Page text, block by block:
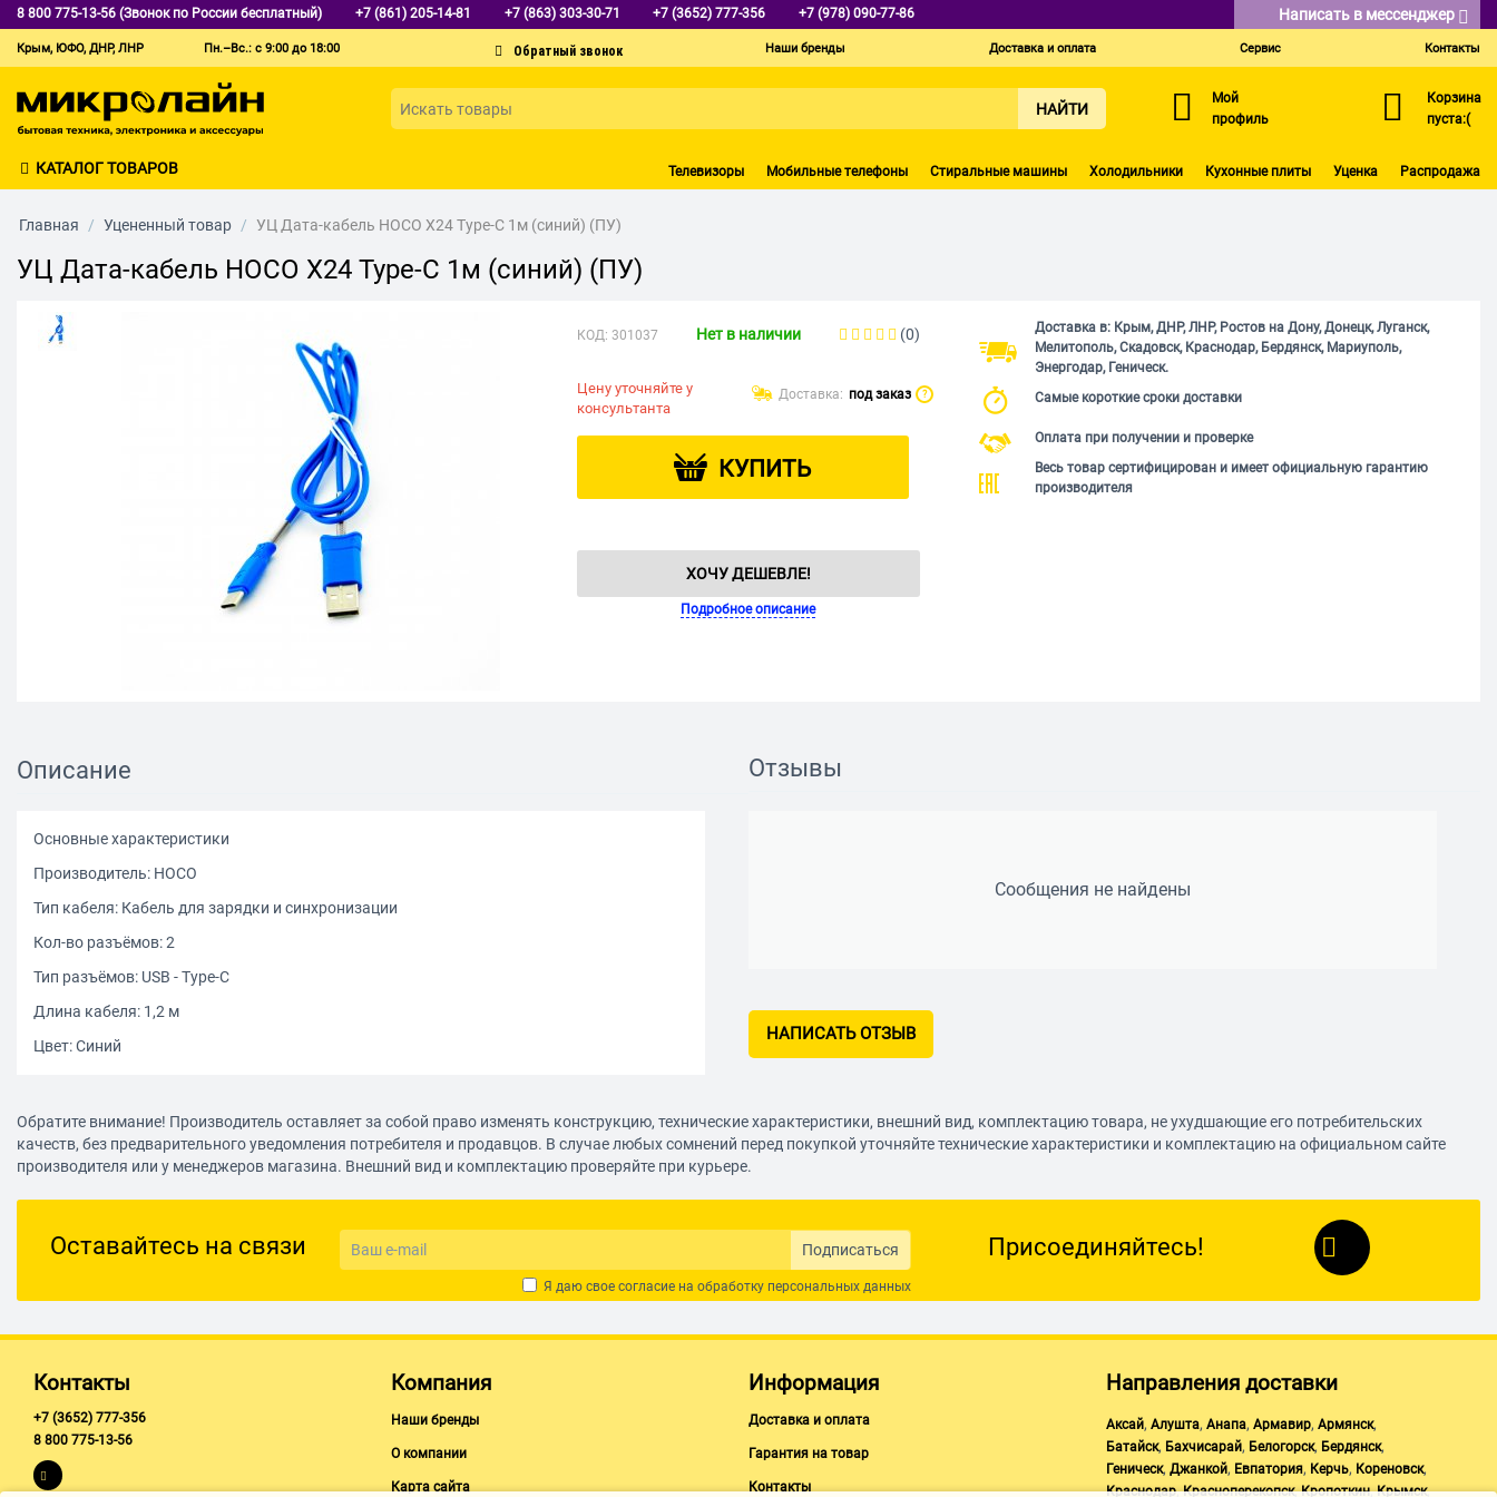
8 800 775-13-56 (Звонок по России бесплатный) +7 (861) 205-14-81 +7 (863) 303-30-71 +7 (3652) 777-356 +7 (978) 090-77-86 Написать в мессенджер
Крым, ЮФО, ДНР, ЛНР Пн.–Вс.: с 9:00 до 18:00 Наши бренды Доставка и оплата Сервис Контакты
НАЙТИ
Мой
профиль
Корзина
пуста:(
КАТАЛОГ ТОВАРОВ Телевизоры Мобильные телефоны Стиральные машины Холодильники Кухонные плиты Уценка Распродажа
Главная / Уцененный товар / УЦ Дата-кабель HOCO X24 Type-C 1м (синий) (ПУ)
УЦ Дата-кабель HOCO X24 Type-C 1м (синий) (ПУ)
КОД: 301037 Нет в наличии (0)
Цену уточняйте у
консультанта
Доставка: под заказ ?
КУПИТЬ
ХОЧУ ДЕШЕВЛЕ!
Подробное описание
Доставка в: Крым, ДНР, ЛНР, Ростов на Дону, Донецк, Луганск,
Мелитополь, Скадовск, Краснодар, Бердянск, Мариуполь,
Энергодар, Геническ.
Самые короткие сроки доставки
Оплата при получении и проверке
Весь товар сертифицирован и имеет официальную гарантию
производителя
Описание
Основные характеристики
Производитель: HOCO
Тип кабеля: Кабель для зарядки и синхронизации
Кол-во разъёмов: 2
Тип разъёмов: USB - Type-C
Длина кабеля: 1,2 м
Цвет: Синий
Отзывы
Сообщения не найдены
НАПИСАТЬ ОТЗЫВ
Обратите внимание! Производитель оставляет за собой право изменять конструкцию, технические характеристики, внешний вид, комплектацию товара, не ухудшающие его потребительских
качеств, без предварительного уведомления потребителя и продавцов. В случае любых сомнений перед покупкой уточняйте технические характеристики и комплектацию на официальном сайте
производителя или у менеджеров магазина. Внешний вид и комплектацию проверяйте при курьере.
Оставайтесь на связи Подписаться
Я даю свое согласие на обработку персональных данных
Присоединяйтесь!
Контакты
+7 (3652) 777-356
8 800 775-13-56
Компания
Наши бренды
О компании
Карта сайта
Информация
Доставка и оплата
Гарантия на товар
Контакты
Направления доставки
Аксай, Алушта, Анапа, Армавир, Армянск,
Батайск, Бахчисарай, Белогорск, Бердянск,
Геническ, Джанкой, Евпатория, Керчь, Кореновск,
Краснодар,Красноперекопск,Кропоткин,Крымск,